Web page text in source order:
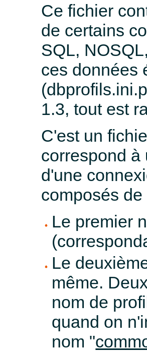
Ce fichier
de certains
SQL,
ces données
1.3, tout est
C'est un
correspond à
d'une
composés
Le premier
Le
même.
nom de
quand on
nom "